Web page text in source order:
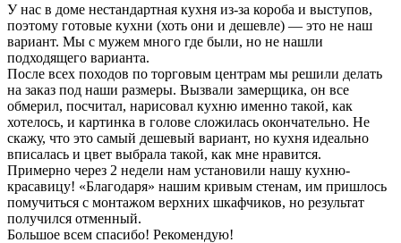
У нас в доме нестандартная кухня из-за короба и выступов,
поэтому готовые кухни (хоть они и дешевле) — это не наш
вариант. Мы с мужем много где были, но не нашли
подходящего варианта.
После всех походов по торговым центрам мы решили делать
на заказ под наши размеры. Вызвали замерщика, он все
обмерил, посчитал, нарисовал кухню именно такой, как
хотелось, и картинка в голове сложилась окончательно. Не
скажу, что это самый дешевый вариант, но кухня идеально
вписалась и цвет выбрала такой, как мне нравится.
Примерно через 2 недели нам установили нашу кухню-
красавицу! «Благодаря» нашим кривым стенам, им пришлось
помучиться с монтажом верхних шкафчиков, но результат
получился отменный.
Большое всем спасибо! Рекомендую!